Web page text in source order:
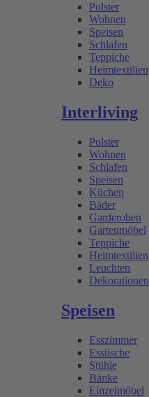
Polster
Wohnen
Speisen
Schlafen
Teppiche
Heimtextilien
Deko
Interliving
Polster
Wohnen
Schlafen
Speisen
Küchen
Bäder
Garderoben
Gartenmöbel
Teppiche
Heimtextilien
Leuchten
Dekorationen
Speisen
Esszimmer
Esstische
Stühle
Bänke
Einzelmöbel